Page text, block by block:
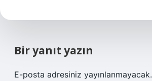
Bir yanıt yazın
E-posta adresiniz yayınlanmayacak.